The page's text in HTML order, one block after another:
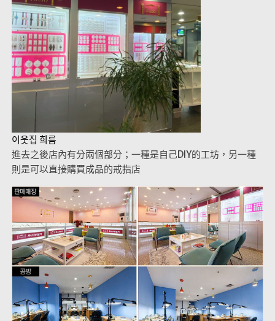
이웃집 희름
進去之後店內有分兩個部分；一種是自己DIY的工坊，另一種
則是可以直接購買成品的戒指店